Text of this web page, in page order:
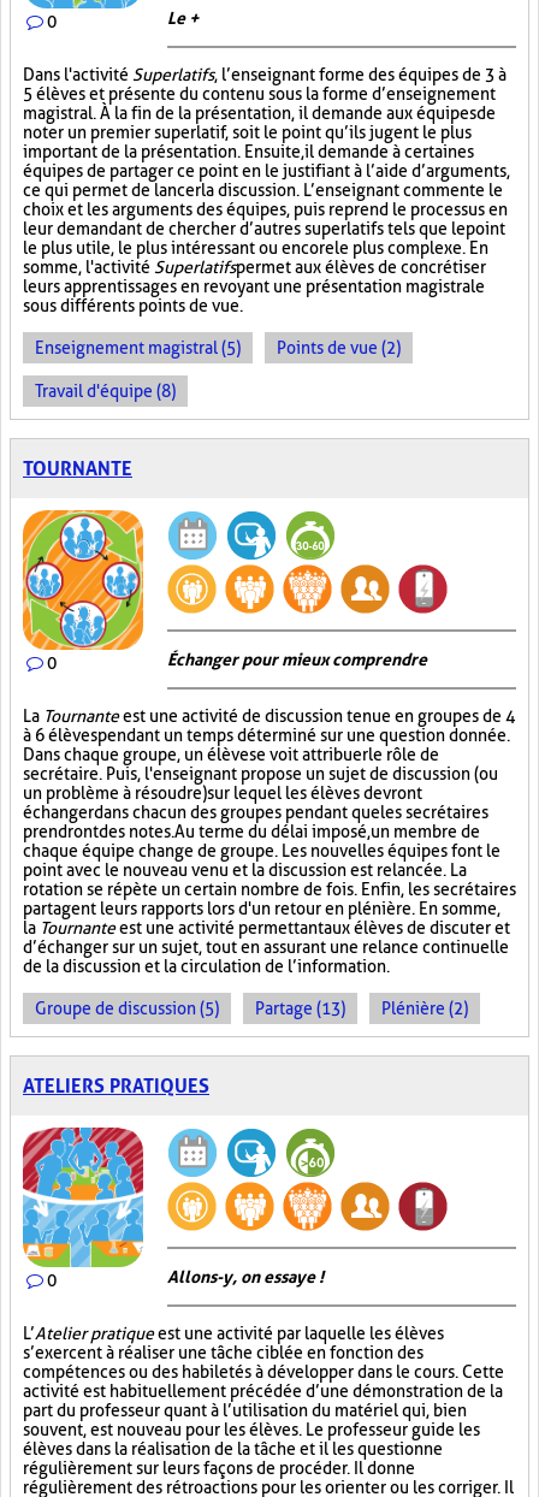
0 Le +
Dans l'activité Superlatifs, l’enseignant forme des équipes de 3 à
5 élèves et présente du contenu sous la forme d’enseignement
magistral. À la fin de la présentation, il demande aux équipes de
noter un premier superlatif, soit le point qu’ils jugent le plus
important de la présentation. Ensuite, il demande à certaines
équipes de partager ce point en le justifiant à l’aide d’arguments,
ce qui permet de lancer la discussion. L’enseignant commente le
choix et les arguments des équipes, puis reprend le processus en
leur demandant de chercher d’autres superlatifs tels que le point
le plus utile, le plus intéressant ou encore le plus complexe. En
somme, l'activité Superlatifspermet aux élèves de concrétiser
leurs apprentissages en revoyant une présentation magistrale
sous différents points de vue.
Enseignement magistral (5) Points de vue (2)
Travail d'équipe (8)
TOURNANTE
0 Échanger pour mieux comprendre
La Tournanteest une activité de discussion tenue en groupes de 4
à 6 élèves pendant un temps déterminé sur une question donnée.
Dans chaque groupe, un élève se voit attribuer le rôle de
secrétaire. Puis, l'enseignant propose un sujet de discussion (ou
un problème à résoudre) sur lequel les élèves devront
échanger dans chacun des groupes pendant que les secrétaires
prendront des notes. Au terme du délai imposé, un membre de
chaque équipe change de groupe. Les nouvelles équipes font le
point avec le nouveau venu et la discussion est relancée. La
rotation se répète un certain nombre de fois. Enfin, les secrétaires
partagent leurs rapports lors d'un retour en plénière. En somme,
la Tournanteest une activité permettant aux élèves de discuter et
d’échanger sur un sujet, tout en assurant une relance continuelle
de la discussion et la circulation de l’information.
Groupe de discussion (5) Partage (13) Plénière (2)
ATELIERS PRATIQUES
0 Allons-y, on essaye !
L’Atelier pratiqueest une activité par laquelle les élèves
s’exercent à réaliser une tâche ciblée en fonction des
compétences ou des habiletés à développer dans le cours. Cette
activité est habituellement précédée d’une démonstration de la
part du professeur quant à l’utilisation du matériel qui, bien
souvent, est nouveau pour les élèves. Le professeur guide les
élèves dans la réalisation de la tâche et il les questionne
régulièrement sur leurs façons de procéder. Il donne
régulièrement des rétroactions pour les orienter ou les corriger. Il